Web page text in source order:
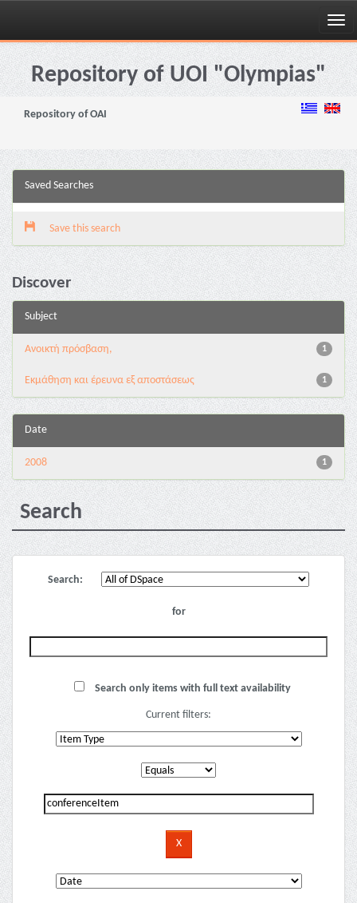
Skip
navigationRepository of UOI "Olympias"
Repository of OAI
Saved Searches
Save this search
Discover
Subject
1
Ανοικτή πρόσβαση,
1
Εκμάθηση και έρευνα εξ αποστάσεως
Date
1
2008
Search
Search:
for
Search only items with full text availability
Current filters: